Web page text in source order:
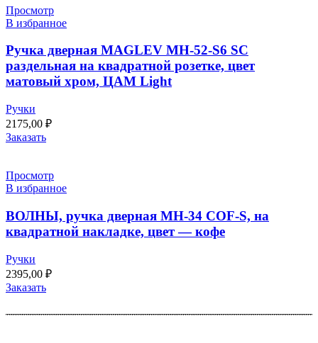
Просмотр
В избранное
Ручка дверная MAGLEV MH-52-S6 SC
раздельная на квадратной розетке, цвет
матовый хром, ЦАМ Light
Ручки
2175,00 ₽
Заказать
Просмотр
В избранное
ВОЛНЫ, ручка дверная MH-34 COF-S, на
квадратной накладке, цвет — кофе
Ручки
2395,00 ₽
Заказать